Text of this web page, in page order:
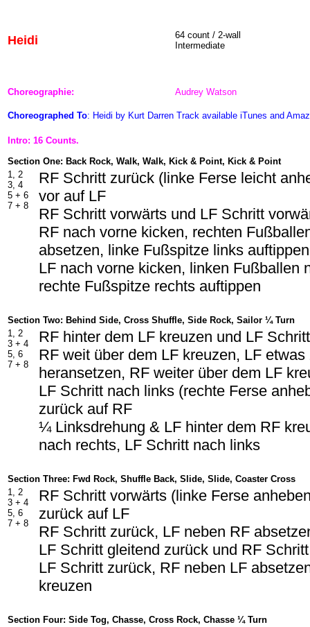
Heidi
64 count / 2-wall
Intermediate
Choreographie: Audrey Watson
Choreographed To: Heidi by Kurt Darren Track available iTunes and
Intro: 16 Counts.
Section One: Back Rock, Walk, Walk, Kick & Point, Kick & Point
1, 2
3, 4
5 + 6
7 + 8
RF Schritt zurück (linke Ferse leicht
vor auf LF
RF Schritt vorwärts und LF Schritt
RF nach vorne kicken, rechten
absetzen, linke Fußspitze links auftippen
LF nach vorne kicken, linken Fußballen
rechte Fußspitze rechts auftippen
Section Two: Behind Side, Cross Shuffle, Side Rock, Sailor ¼ Turn
1, 2
3 + 4
5, 6
7 + 8
RF hinter dem LF kreuzen und LF
RF weit über dem LF kreuzen, LF etwas
heransetzen, RF weiter über dem LF
LF Schritt nach links (rechte Ferse
zurück auf RF
¼ Linksdrehung & LF hinter dem RF
nach rechts, LF Schritt nach links
Section Three: Fwd Rock, Shuffle Back, Slide, Slide, Coaster Cross
1, 2
3 + 4
5, 6
7 + 8
RF Schritt vorwärts (linke Ferse
zurück auf LF
RF Schritt zurück, LF neben RF
LF Schritt gleitend zurück und RF
LF Schritt zurück, RF neben LF
kreuzen
Section Four: Side Tog, Chasse, Cross Rock, Chasse ¼ Turn